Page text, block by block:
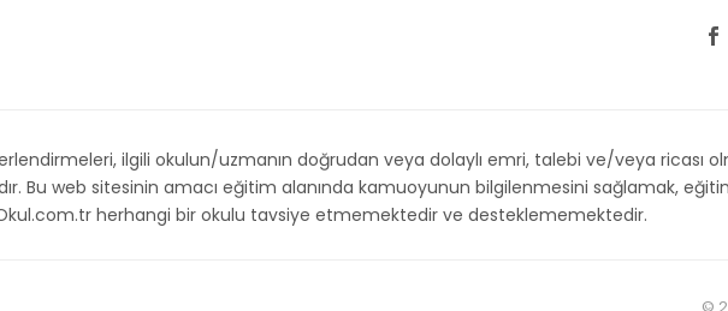
ilgili okulun/uzmanın doğrudan veya dolaylı emri, talebi ve/veya ricası
Bu web sitesinin amacı eğitim alanında kamuoyunun bilgilenmesini sağlamak, eğitim
herhangi bir okulu tavsiye etmemektedir ve desteklememektedir.